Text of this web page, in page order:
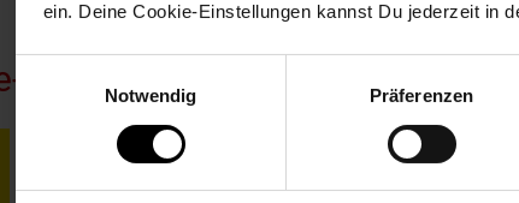
ein. Deine Cookie-Einstellungen kannst Du jederzeit in
Notwendig
Präferenzen
Angebote
Netto Reisen Weinwelt